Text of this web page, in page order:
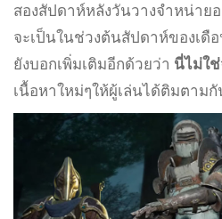
สองสัปดาห์หลังวันวางจำหน่าย
จะเป็นในช่วงต้นสัปดาห์ของเดื
ยังบอกเพิ่มเติมอีกด้วยว่า นี่ไม่ใ
เนื้อหาใหม่ๆให้ผู้เล่นได้ติมตาม